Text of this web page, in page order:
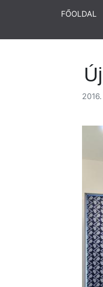
FŐOLDAL